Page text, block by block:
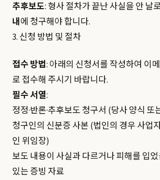
추후보도: 형사 절차가 끝난 사실을 안 날
내에 청구해야 합니다.
3. 신청 방법 및 절차
접수 방법: 아래의 신청서를 작성하여 이
로 접수해 주시기 바랍니다.
필수 서열:
정정·반론·추후보도 청구서 (당사 양식 또
청구인의 신분증 사본 (법인의 경우 사업
인 위임장)
보도 내용이 사실과 다르거나 피해를 입
있는 증빙 자료